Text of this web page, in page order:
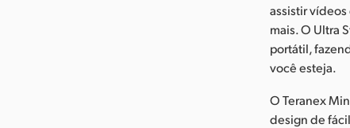
assistir
mais. O Ultra
portátil,
você esteja.
O Teranex
design de